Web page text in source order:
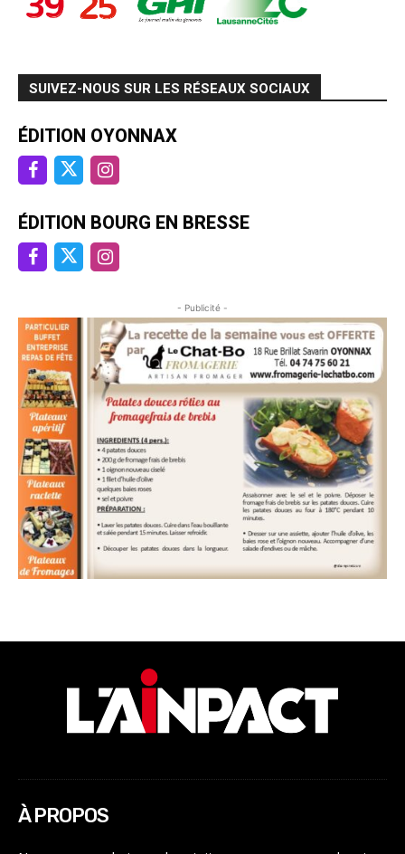
SUIVEZ-NOUS SUR LES RÉSEAUX SOCIAUX
ÉDITION OYONNAX
ÉDITION BOURG EN BRESSE
- Publicité -
À PROPOS